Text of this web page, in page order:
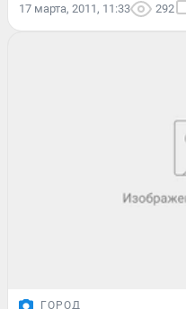
17 марта, 2011, 11:33 292
ГОРОД